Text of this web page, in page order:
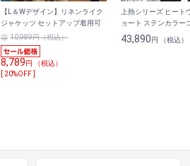
【L＆Wデザイン】リネンライク
ジャケッツ セットアップ着用可
10,989円（税込）
8,789円 （税込）
[ 20%OFF ]
上熱シリーズ ヒート
ョート ステンカラー
MUES
43,890円 （税込）